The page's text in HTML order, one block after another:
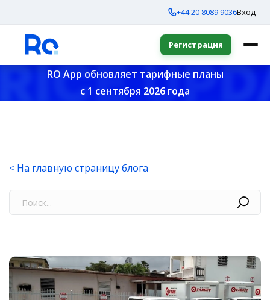
+44 20 8089 9036Вход
Регистрация
RO App обновляет тарифные планы
с 1 сентября 2026 года
< На главную страницу блога